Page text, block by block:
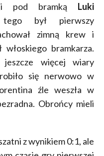
pod bramką Luki
był pierwszy
zimną krew i
włoskiego bramkarza.
więcej wiary
się nerwowo w
źle weszła w
Obrońcy mieli
z wynikiem 0:1, ale